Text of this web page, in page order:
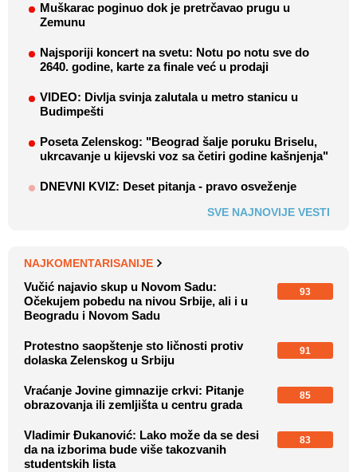
Muškarac poginuo dok je pretrčavao prugu u
Zemunu
Najsporiji koncert na svetu: Notu po notu sve do
2640. godine, karte za finale već u prodaji
VIDEO: Divlja svinja zalutala u metro stanicu u
Budimpešti
Poseta Zelenskog: "Beograd šalje poruku Briselu,
ukrcavanje u kijevski voz sa četiri godine kašnjenja"
DNEVNI KVIZ: Deset pitanja - pravo osveženje
SVE NAJNOVIJE VESTI
NAJKOMENTARISANIJE
Vučić najavio skup u Novom Sadu:
Očekujem pobedu na nivou Srbije, ali i u
Beogradu i Novom Sadu
93
Protestno saopštenje sto ličnosti protiv
dolaska Zelenskog u Srbiju
91
Vraćanje Jovine gimnazije crkvi: Pitanje
obrazovanja ili zemljišta u centru grada
85
Vladimir Đukanović: Lako može da se desi
da na izborima bude više takozvanih
studentskih lista
83